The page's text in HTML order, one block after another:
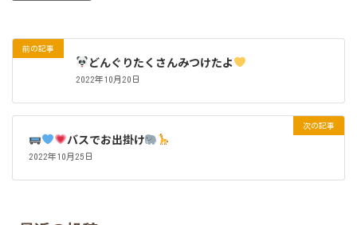
前の記事
どんぐりたくさんみつけたよ
2022年10月20日
次の記事
バスでお出掛け
2022年10月25日